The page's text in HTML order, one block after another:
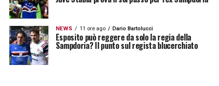
NEWS 11 ore ago Dario Bartolucci
Esposito può reggere da solo la regia della
Sampdoria? Il punto sul regista blucerchiato